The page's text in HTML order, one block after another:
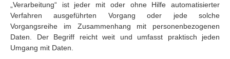
„Verarbeitung“ ist jeder mit oder ohne Hilfe automatisierter
Verfahren ausgeführten Vorgang oder jede solche
Vorgangsreihe im Zusammenhang mit personenbezogenen
Daten. Der Begriff reicht weit und umfasst praktisch jeden
Umgang mit Daten.